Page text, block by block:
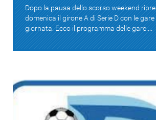
Dopo la pausa dello scorso weekend
domenica il girone A di Serie D con le
giornata. Ecco il programma delle gare....